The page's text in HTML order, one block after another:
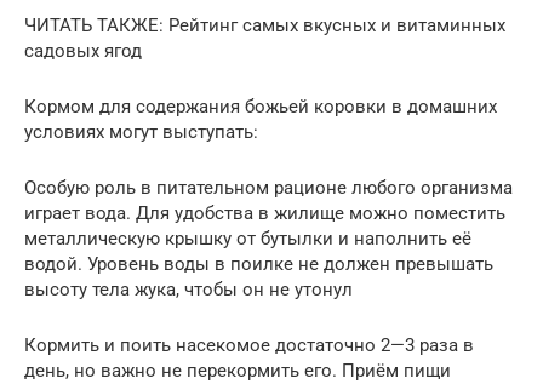
ЧИТАТЬ ТАКЖЕ: Рейтинг самых вкусных и витаминных
садовых ягод
Кормом для содержания божьей коровки в домашних
условиях могут выступать:
Особую роль в питательном рационе любого организма
играет вода. Для удобства в жилище можно поместить
металлическую крышку от бутылки и наполнить её
водой. Уровень воды в поилке не должен превышать
высоту тела жука, чтобы он не утонул
Кормить и поить насекомое достаточно 2—3 раза в
день, но важно не перекормить его. Приём пищи